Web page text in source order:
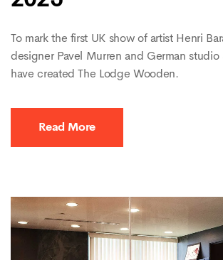
To mark the first UK show of artist Henri
designer Pavel Murren and German studio
have created The Lodge Wooden.
Read More